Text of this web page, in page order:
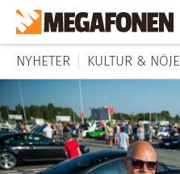
NYHETER KULTUR & NÖJE